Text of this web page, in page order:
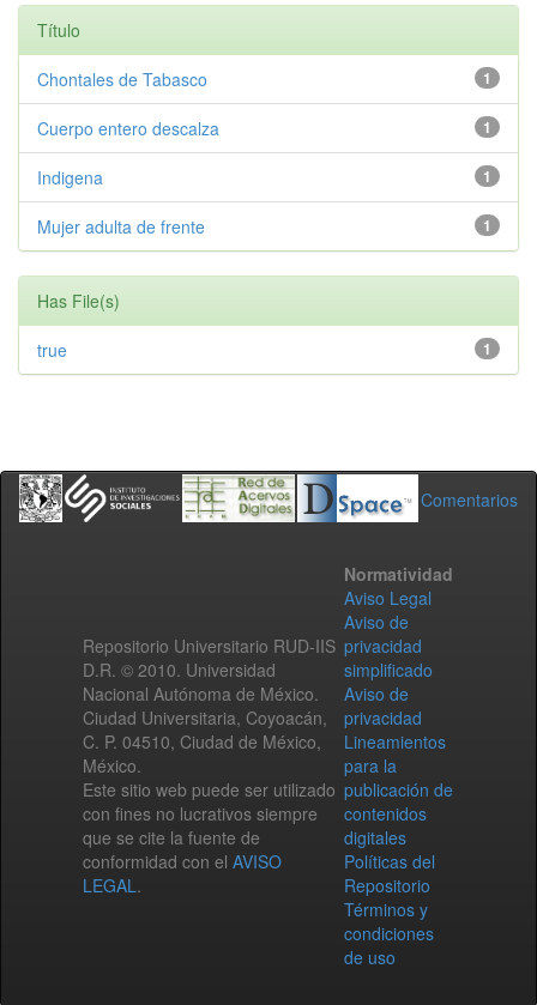
Título
1
Chontales de Tabasco
1
Cuerpo entero descalza
1
Indigena
1
Mujer adulta de frente
Has File(s)
1
true
Comentarios
Repositorio Universitario RUD-IIS
D.R. © 2010. Universidad
Nacional Autónoma de México.
Ciudad Universitaria, Coyoacán,
C. P. 04510, Ciudad de México,
México.
Este sitio web puede ser utilizado
con fines no lucrativos siempre
que se cite la fuente de
conformidad con el AVISO
LEGAL.
Normatividad
Aviso Legal
Aviso de
privacidad
simplificado
Aviso de
privacidad
Lineamientos
para la
publicación de
contenidos
digitales
Políticas del
Repositorio
Términos y
condiciones
de uso